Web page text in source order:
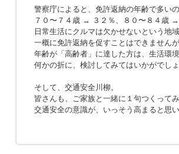
警察庁によると、免許返納の年齢で多い
７０〜７４歳 → ３２％、８０〜８４歳
日常生活にクルマは欠かせないという地域
一概に免許返納を促すことはできませんが
年齢が「高齢者」に達した方は、生活環境
何かの折に、検討してみてはいかがでしょ
そして、交通安全川柳。
皆さんも、ご家族と一緒に１句つくって
交通安全の意識が、いっそう高まると思い